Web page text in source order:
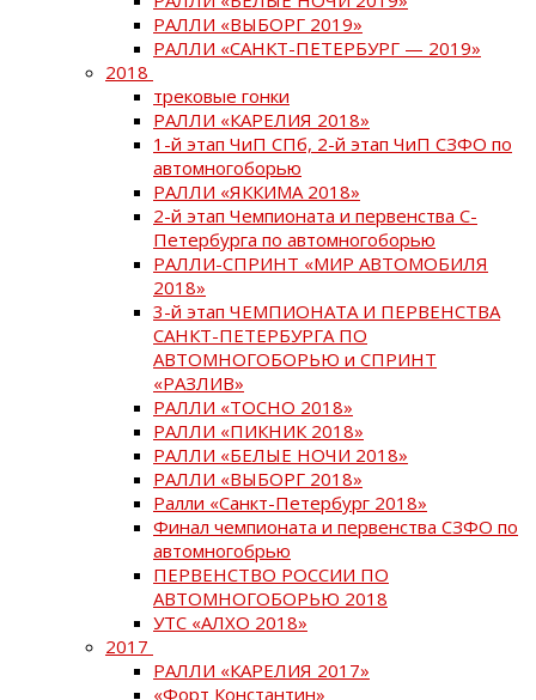
РАЛЛИ «ВЫБОРГ 2019»
РАЛЛИ «САНКТ-ПЕТЕРБУРГ — 2019»
2018
трековые гонки
РАЛЛИ «КАРЕЛИЯ 2018»
1-й этап ЧиП СПб, 2-й этап ЧиП СЗФО по
автомногоборью
РАЛЛИ «ЯККИМА 2018»
2-й этап Чемпионата и первенства С-
Петербурга по автомногоборью
РАЛЛИ-СПРИНТ «МИР АВТОМОБИЛЯ
2018»
3-й этап ЧЕМПИОНАТА И ПЕРВЕНСТВА
САНКТ-ПЕТЕРБУРГА ПО
АВТОМНОГОБОРЬЮ и СПРИНТ
«РАЗЛИВ»
РАЛЛИ «ТОСНО 2018»
РАЛЛИ «ПИКНИК 2018»
РАЛЛИ «БЕЛЫЕ НОЧИ 2018»
РАЛЛИ «ВЫБОРГ 2018»
Ралли «Санкт-Петербург 2018»
Финал чемпионата и первенства СЗФО по
автомногобрью
ПЕРВЕНСТВО РОССИИ ПО
АВТОМНОГОБОРЬЮ 2018
УТС «АЛХО 2018»
2017
РАЛЛИ «КАРЕЛИЯ 2017»
«Форт Константин»